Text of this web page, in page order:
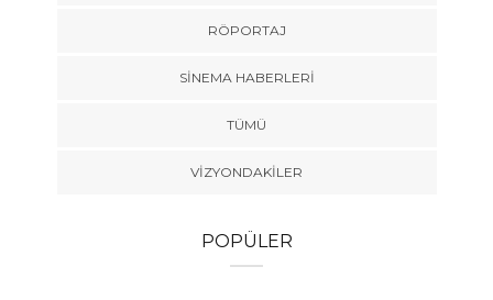
RÖPORTAJ
SINEMA HABERLERI
TÜMÜ
VIZYONDAKILER
POPÜLER